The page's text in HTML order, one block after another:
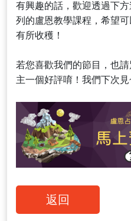
有興趣的話，歡迎透過下
列的盧恩教學課程，希望
有所收穫！
若您喜歡我們的節目，也
主一個好評唷！我們下次見
返回